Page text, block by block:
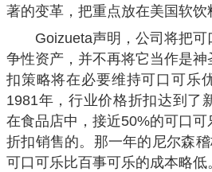
著的变革，把重点放在美国软饮
Goizueta声明，公司将把
争性资产，并不再将它当作是
扣策略将在必要维持可口可乐
1981年，行业价格折扣达到了
在食品店中，接近50%的可口
折扣销售的。那一年的尼尔森
可口可乐比百事可乐的成本略低